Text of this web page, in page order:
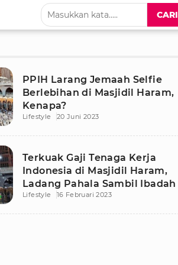
CARI
PPIH Larang Jemaah Selfie
Berlebihan di Masjidil Haram,
Kenapa?
Lifestyle 20 Juni 2023
Terkuak Gaji Tenaga Kerja
Indonesia di Masjidil Haram,
Ladang Pahala Sambil Ibadah
Lifestyle 16 Februari 2023